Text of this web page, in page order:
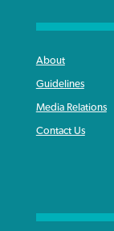
About
Guidelines
Media Relations
Contact Us